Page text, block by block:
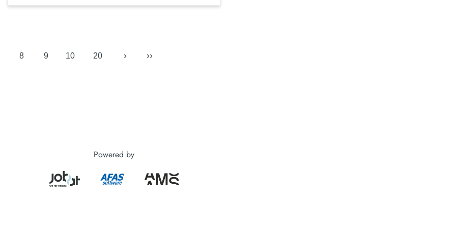
8 9 10 20 › ››
Powered by